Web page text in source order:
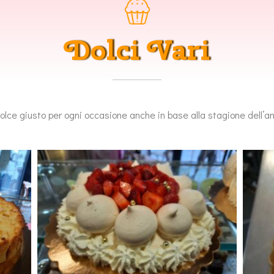
Dolci Vari
giusto per ogni occasione anche in base alla stagione